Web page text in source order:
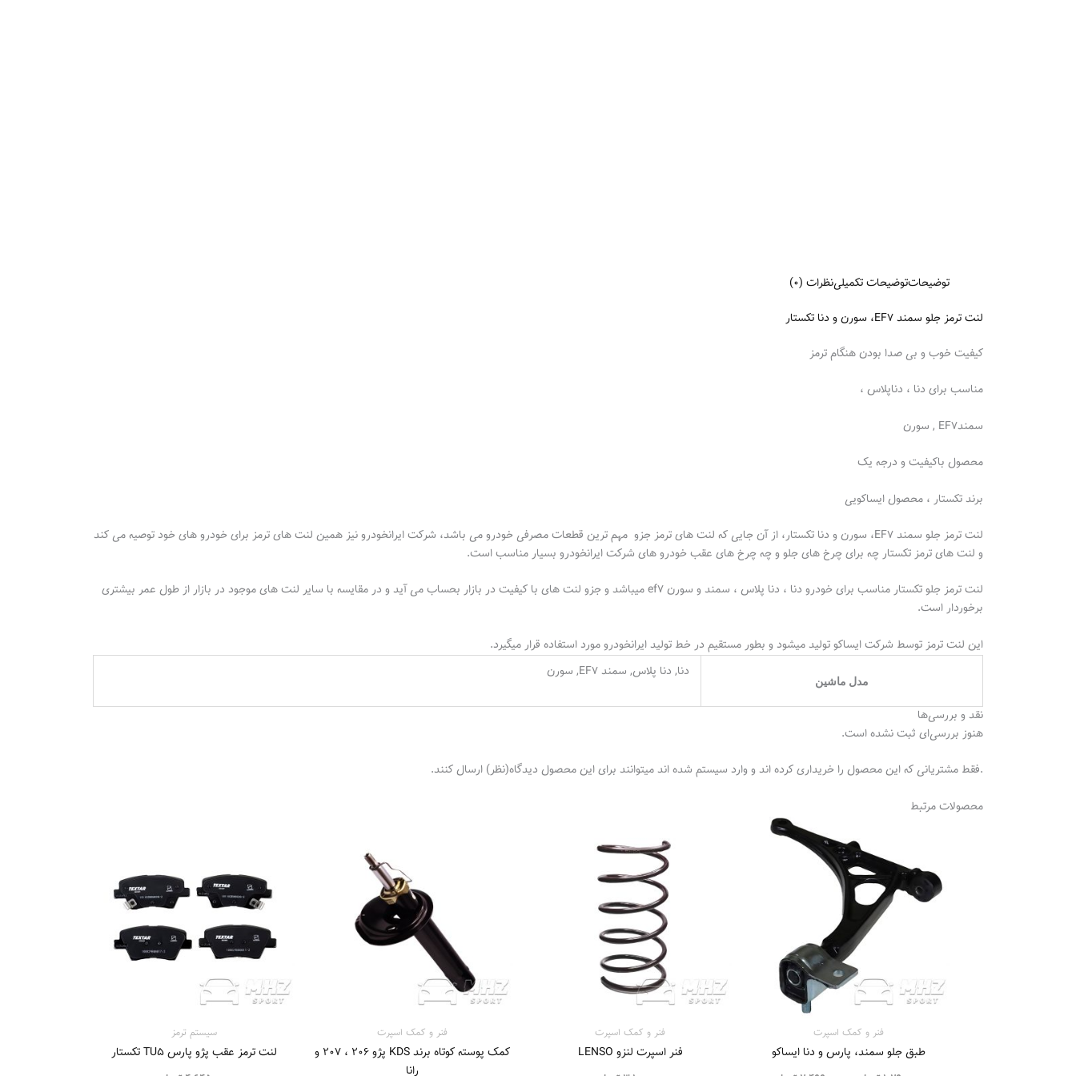
توضیحاتتوضیحات تکمیلینظرات (0)
لنت ترمز جلو سمند EF7، سورن و دنا تکستار
کیفیت خوب و بی صدا بودن هنگام ترمز
مناسب برای دنا ، دناپلاس ،
سمندEF7 , سورن
محصول باکیفیت و درجه یک
برند تکستار ، محصول ایساکویی
لنت ترمز جلو سمند EF7، سورن و دنا تکستار، از آن جایی که لنت های ترمز جزو مهم ترین قطعات مصرفی خودرو می باشد، شرکت ایرانخودرو نیز همین لنت های ترمز برای خودرو های خود توصیه می کند
و لنت های ترمز تکستار چه برای چرخ های جلو و چه چرخ های عقب خودرو های شرکت ایرانخودرو بسیار مناسب است.
لنت ترمز جلو تکستار مناسب برای خودرو دنا ، دنا پلاس ، سمند و سورن ef7 میباشد و جزو لنت های با کیفیت در بازار بحساب می آید و در مقایسه با سایر لنت های موجود در بازار از طول عمر بیشتری
برخوردار است.
این لنت ترمز توسط شرکت ایساکو تولید میشود و بطور مستقیم در خط تولید ایرانخودرو مورد استفاده قرار میگیرد.
مدل ماشین
دنا, دنا پلاس, سمند EF7, سورن
نقد و بررسی‌ها
هنوز بررسی‌ای ثبت نشده است.
.فقط مشتریانی که این محصول را خریداری کرده اند و وارد سیستم شده اند میتوانند برای این محصول دیدگاه(نظر) ارسال کنند.
محصولات مرتبط
فنر و کمک اسپرت
طبق جلو سمند، پارس و دنا ایساکو
محدوده
قیمت:
فنر و کمک اسپرت
فنر اسپرت لنزو LENSO
فنر و کمک اسپرت
کمک پوسته کوتاه برند KDS پژو ۲۰۶ ، ۲۰۷ و
رانا
سیستم‌ ترمز
لنت ترمز عقب پژو پارس TU5 تکستار